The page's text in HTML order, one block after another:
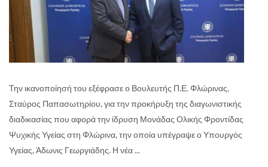
Την ικανοποίησή του εξέφρασε ο Βουλευτής Π.Ε. Φλώρινας,
Σταύρος Παπασωτηρίου, για την προκήρυξη της διαγωνιστικής
διαδικασίας που αφορά την ίδρυση Μονάδας Ολικής Φροντίδας
Ψυχικής Υγείας στη Φλώρινα, την οποία υπέγραψε ο Υπουργός
Υγείας, Άδωνις Γεωργιάδης. Η νέα ...